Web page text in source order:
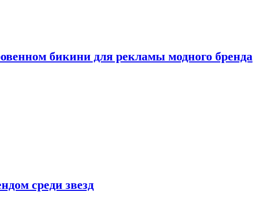
бикини для рекламы модного бренда
среди звезд